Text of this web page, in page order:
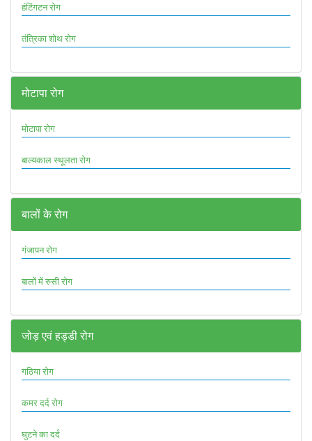
हंटिंगटन रोग
तंत्रिका शोथ रोग
मोटापा रोग
मोटापा रोग
बाल्यकाल स्थूलता रोग
बालों के रोग
गंजापन रोग
बालों में रुसी रोग
जोड़ एवं हड्डी रोग
गठिया रोग
कमर दर्द रोग
घुटने का दर्द